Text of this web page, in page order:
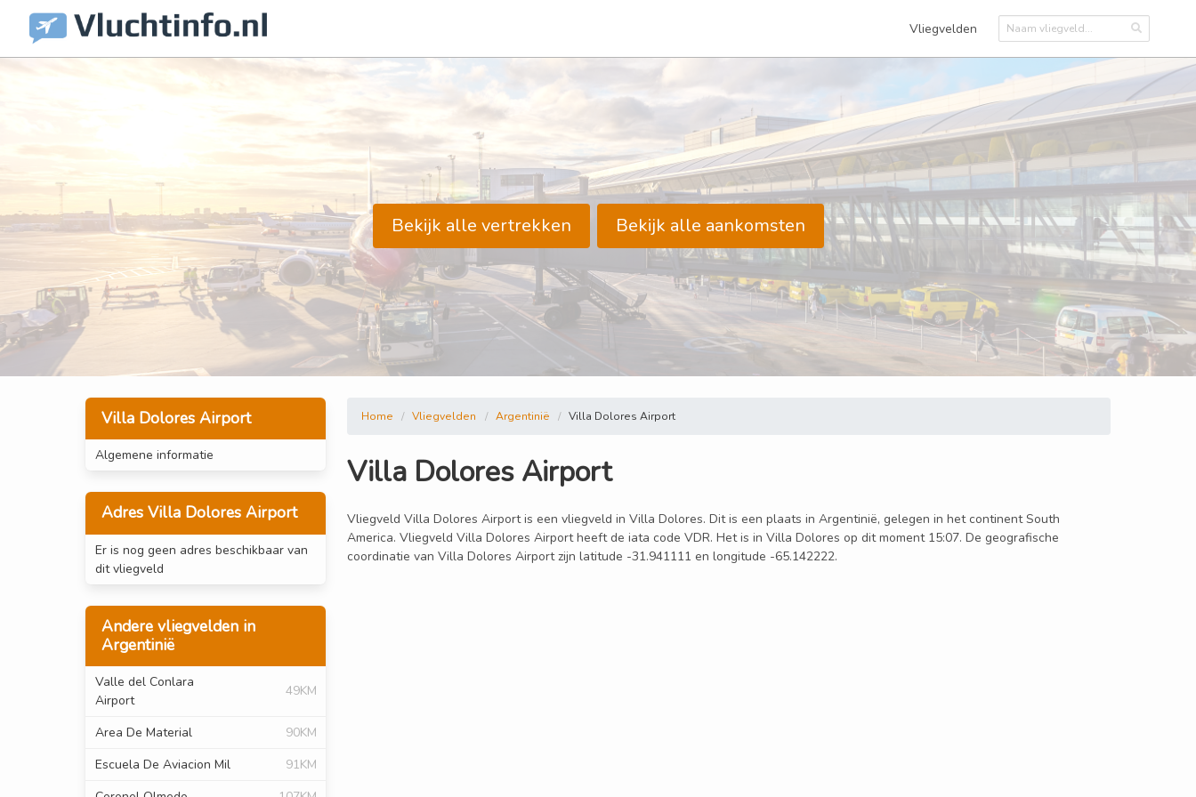
Vliegvelden
Bekijk alle vertrekken Bekijk alle aankomsten
Villa Dolores Airport
Algemene informatie
Adres Villa Dolores Airport
Er is nog geen adres beschikbaar van
dit vliegveld
Andere vliegvelden in
Argentinië
Valle del Conlara
Airport
49KM
Area De Material
90KM
Escuela De Aviacion Mil
91KM
Home Vliegvelden Argentinië Villa Dolores Airport
Villa Dolores Airport
Vliegveld Villa Dolores Airport is een vliegveld in Villa Dolores. Dit is een plaats in Argentinië, gelegen in het continent South
America. Vliegveld Villa Dolores Airport heeft de iata code VDR. Het is in Villa Dolores op dit moment 15:07. De geografische
coordinatie van Villa Dolores Airport zijn latitude -31.941111 en longitude -65.142222.